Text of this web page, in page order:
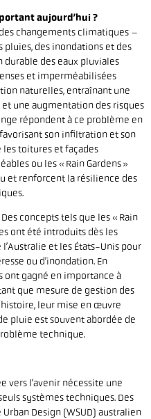
aujourd’hui ?
changements climatiques –
des inondations et des
des eaux pluviales
et imperméabilisées
naturelles, entraînant une
et une augmentation des risques
répondent à ce problème en
son infiltration et son
les toitures et façades
ou les « Rain Gardens »
et renforcent la résilience des
concepts tels que les « Rain
ont été introduits dès les
et les États-Unis pour
ou d’inondation. En
ont gagné en importance à
que mesure de gestion des
leur mise en œuvre
pluie est souvent abordée de
technique.
vers l’avenir nécessite une
systèmes techniques. Des
Design (WSUD) australien